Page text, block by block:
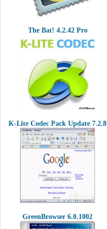
The Bat! 4.2.42 Pro
K-Lite Codec Pack Update 7.2.8
GreenBrowser 6.0.1002